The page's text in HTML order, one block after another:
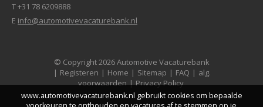
T +31 78 6209888
E info@automotivevacaturebank.nl
© Copyright 2026 Automotive Vacaturebank
| Registeren | Home | Sitemap | FAQ | alg.
voorwaarden | Privacy Policy
www.automotivevacaturebank.nl gebruikt cookies om bepaalde